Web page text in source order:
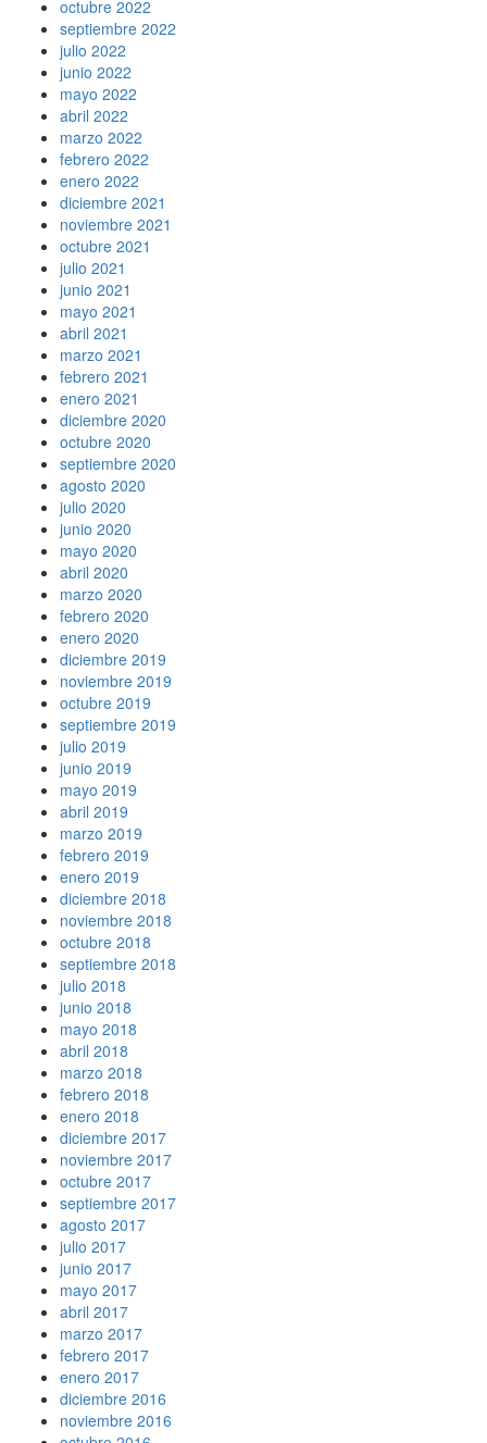
octubre 2022
septiembre 2022
julio 2022
junio 2022
mayo 2022
abril 2022
marzo 2022
febrero 2022
enero 2022
diciembre 2021
noviembre 2021
octubre 2021
julio 2021
junio 2021
mayo 2021
abril 2021
marzo 2021
febrero 2021
enero 2021
diciembre 2020
octubre 2020
septiembre 2020
agosto 2020
julio 2020
junio 2020
mayo 2020
abril 2020
marzo 2020
febrero 2020
enero 2020
diciembre 2019
noviembre 2019
octubre 2019
septiembre 2019
julio 2019
junio 2019
mayo 2019
abril 2019
marzo 2019
febrero 2019
enero 2019
diciembre 2018
noviembre 2018
octubre 2018
septiembre 2018
julio 2018
junio 2018
mayo 2018
abril 2018
marzo 2018
febrero 2018
enero 2018
diciembre 2017
noviembre 2017
octubre 2017
septiembre 2017
agosto 2017
julio 2017
junio 2017
mayo 2017
abril 2017
marzo 2017
febrero 2017
enero 2017
diciembre 2016
noviembre 2016